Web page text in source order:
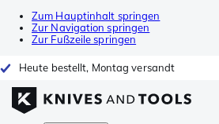
Zum Hauptinhalt springen
Zur Navigation springen
Zur Fußzeile springen
Heute bestellt, Montag versandt